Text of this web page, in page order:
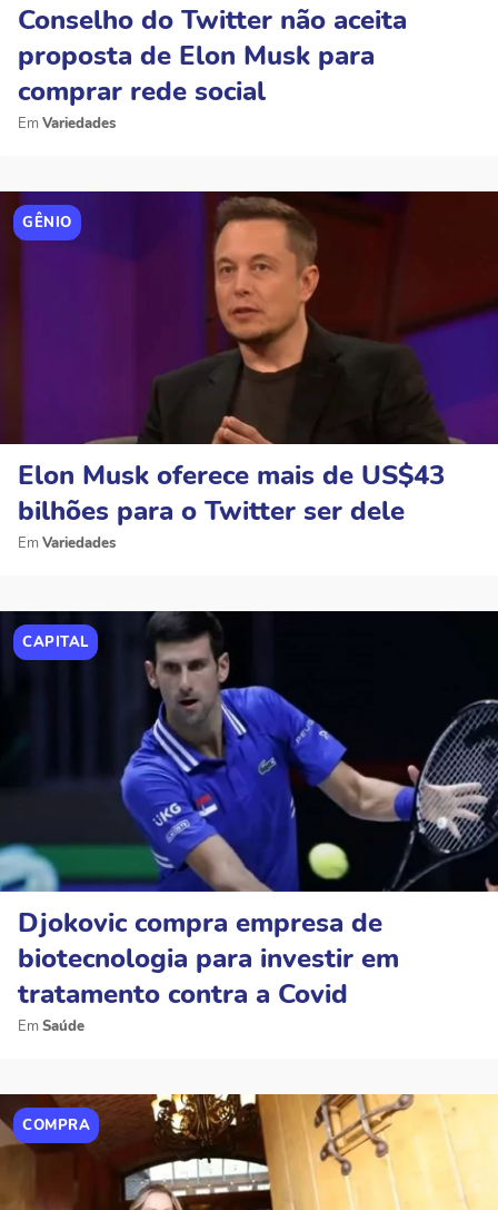
Conselho do Twitter não aceita
proposta de Elon Musk para
comprar rede social
Variedades
GÊNIO
Elon Musk oferece mais de US$43
bilhões para o Twitter ser dele
Variedades
CAPITAL
Djokovic compra empresa de
biotecnologia para investir em
tratamento contra a Covid
Saúde
COMPRA